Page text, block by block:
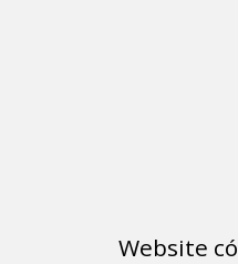
Website có